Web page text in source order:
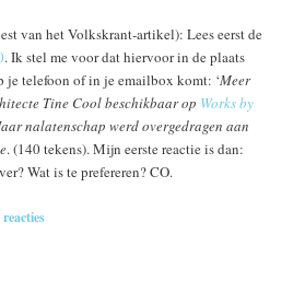
van het Volkskrant-artikel): Lees eerst de
. Ik stel me voor dat hiervoor in de plaats
je telefoon of in je emailbox komt: ‘Meer
Tine Cool beschikbaar op Works by
nalatenschap werd overgedragen aan
. (140 tekens). Mijn eerste reactie is dan:
Wat is te prefereren? CO.
reacties